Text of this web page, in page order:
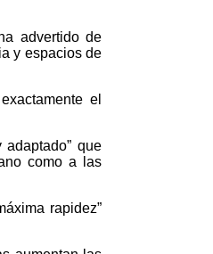
advertido de
y espacios de
el
que
como a las
rapidez”